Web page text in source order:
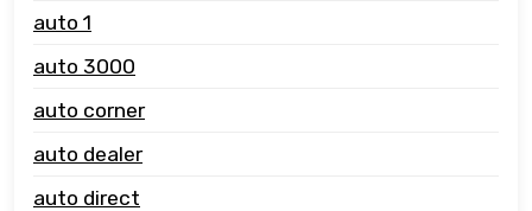
auto 1
auto 3000
auto corner
auto dealer
auto direct